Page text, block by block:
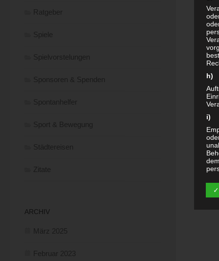
Ratgeber
Spiele
Spielvorstelungen
Sponsoren & Spenden
Spontanhelfer
Sport & Bewegung
Städtereisen
Zitate
ARCHIV
März 2025
Februar 2023
h)
i)
j)